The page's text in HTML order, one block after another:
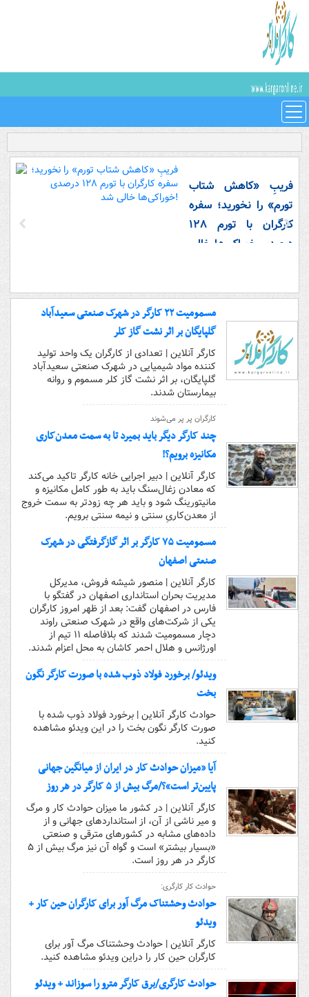
فریبِ «کاهش شتاب
تورم» را نخورید؛ سفره
کارگران با تورم ۱۲۸
درصدی خوراکی‌ها خالی
مسمومیت ۲۲ کارگر در شهرک صنعتی سعیدآباد
گلپایگان بر اثر نشت گاز کلر
کارگر آنلاین | تعدادی از کارگران یک واحد تولید
کننده مواد شیمیایی در شهرک صنعتی سعیدآباد
گلپایگان، بر اثر نشت گاز کلر مسموم و روانه
بیمارستان شدند.
کارگران پر پر می‌شوند
چند کارگر دیگر باید بمیرد تا به سمت معدن‌کاری
مکانیزه برویم؟!
کارگر آنلاین | دبیر اجرایی خانه کارگر تاکید می‌کند
که معادن زغال‌سنگ باید به طور کامل مکانیزه و
مانیتورینگ شود و باید هر چه زودتر به سمت خروج
از معدن‌کاریِ سنتی و نیمه سنتی برویم.
مسمومیت ۷۵ کارگر بر اثر گاز‌گرفتگی در شهرک
صنعتی اصفهان
کارگر آنلاین | منصور شیشه فروش، مدیرکل
مدیریت بحران استانداری اصفهان در گفتگو با
فارس در اصفهان گفت: بعد از ظهر امروز کارگران
یکی از شرکت‌های واقع در شهرک صنعتی راوند
دچار مسمومیت شدند که بلافاصله ۱۱ تیم از
اورژانس و هلال احمر کاشان به محل اعزام شدند.
ویدئو/ برخورد فولاد ذوب شده با صورت کارگر نگون
بخت
حوادث کارگر آنلاین | برخورد فولاد ذوب شده با
صورت کارگر نگون بخت را در این ویدئو مشاهده
کنید.
آیا «میزان حوادث کار در ایران از میانگین جهانی
پایین‌تر است»؟/مرگ بیش از ۵ کارگر در هر روز
کارگر آنلاین | در کشور ما میزان حوادث کار و مرگ
و میر ناشی از آن، از استانداردهای جهانی و از
داده‌های مشابه در کشورهای مترقی و صنعتی
«بسیار بیشتر» است و گواه آن نیز مرگ بیش از ۵
کارگر در هر روز است.
حوادث کار کارگری:
حوادث وحشتناک مرگ آور برای کارگران حین کار +
ویدئو
کارگر آنلاین | حوادث وحشتناک مرگ آور برای
کارگران حین کار را دراین ویدئو مشاهده کنید.
حوادث کارگری/برق کارگر مترو را سوزاند + ویدئو